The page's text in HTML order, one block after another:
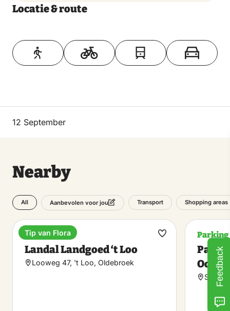
Locatie & route
Toon op kaart
12 September
Nearby
All Aanbevolen voor jou Transport Shopping areas
Holiday park
Landal Landgoed ‘t Loo
Looweg 47, 't Loo, Oldebroek
Tip van Flora
Make
Parking
SintFeedback